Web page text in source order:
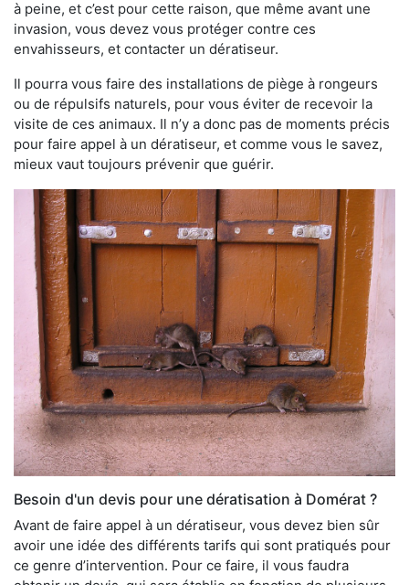
à peine, et c’est pour cette raison, que même avant une
invasion, vous devez vous protéger contre ces
envahisseurs, et contacter un dératiseur.
Il pourra vous faire des installations de piège à rongeurs
ou de répulsifs naturels, pour vous éviter de recevoir la
visite de ces animaux. Il n’y a donc pas de moments précis
pour faire appel à un dératiseur, et comme vous le savez,
mieux vaut toujours prévenir que guérir.
Besoin d'un devis pour une dératisation à Domérat ?
Avant de faire appel à un dératiseur, vous devez bien sûr
avoir une idée des différents tarifs qui sont pratiqués pour
ce genre d’intervention. Pour ce faire, il vous faudra